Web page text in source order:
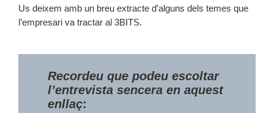
Us deixem amb un breu extracte d’alguns dels temes que
l’empresari va tractar al 3BITS.
Recordeu que podeu escoltar
l’entrevista sencera en aquest
enllaç: